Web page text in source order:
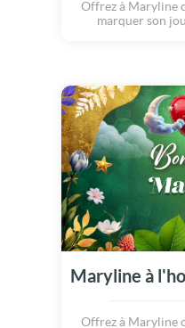
Offrez à Maryline
marquer son
Maryline à
Offrez à Maryline